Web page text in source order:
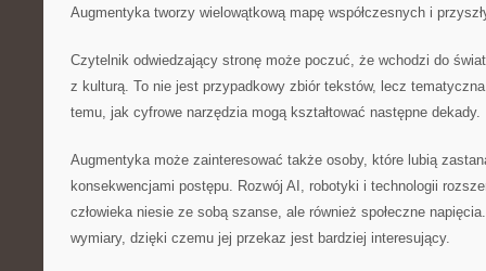
Augmentyka tworzy wielowątkową mapę współczesnych i
Czytelnik odwiedzający stronę może poczuć, że wchodzi do
z kulturą. To nie jest przypadkowy zbiór tekstów, lecz
temu, jak cyfrowe narzędzia mogą kształtować następne dekady.
Augmentyka może zainteresować także osoby, które lubią
konsekwencjami postępu. Rozwój AI, robotyki i technologii
człowieka niesie ze sobą szanse, ale również społeczne
wymiary, dzięki czemu jej przekaz jest bardziej interesujący.